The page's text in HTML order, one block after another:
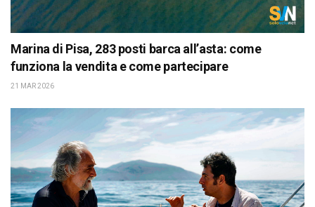
Marina di Pisa, 283 posti barca all’asta: come
funziona la vendita e come partecipare
21 MAR 2026